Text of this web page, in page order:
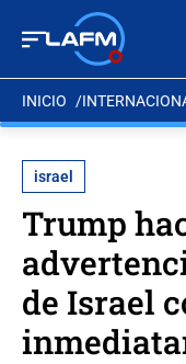
INICIO
israel
Trump
de Israel